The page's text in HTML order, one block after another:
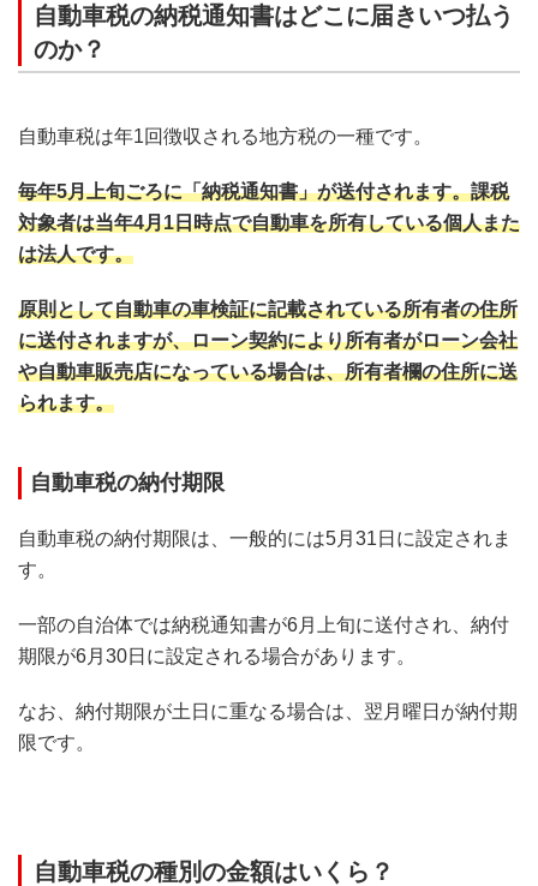
自動車税の納税通知書はどこに届きいつ払う
のか？
自動車税は年1回徴収される地方税の一種です。
毎年5月上旬ごろに「納税通知書」が送付されます。課税
対象者は当年4月1日時点で自動車を所有している個人また
は法人です。
原則として自動車の車検証に記載されている所有者の住所
に送付されますが、ローン契約により所有者がローン会社
や自動車販売店になっている場合は、所有者欄の住所に送
られます。
自動車税の納付期限
自動車税の納付期限は、一般的には5月31日に設定されま
す。
一部の自治体では納税通知書が6月上旬に送付され、納付
期限が6月30日に設定される場合があります。
なお、納付期限が土日に重なる場合は、翌月曜日が納付期
限です。
自動車税の種別の金額はいくら？